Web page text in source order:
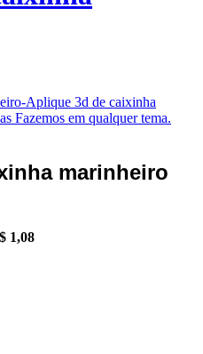
marinheiro
1,08